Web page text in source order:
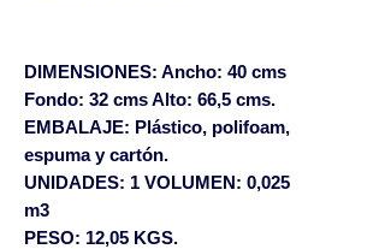
DIMENSIONES: Ancho: 40 cms
Fondo: 32 cms Alto: 66,5 cms.
EMBALAJE: Plástico, polifoam,
espuma y cartón.
UNIDADES: 1 VOLUMEN: 0,025
m3
PESO: 12,05 KGS.